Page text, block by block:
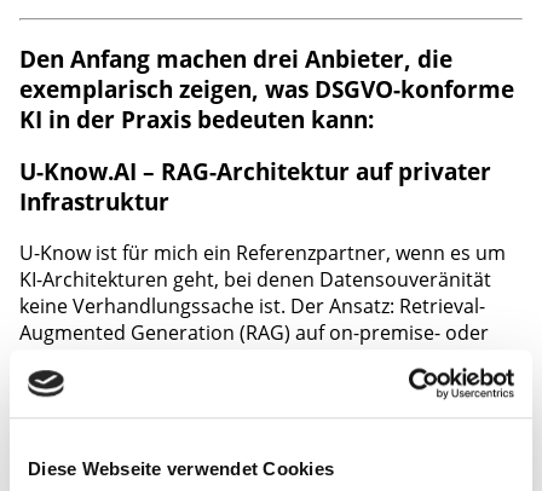
Diese Webseite verwendet Cookies
Den Anfang machen drei Anbieter, die
exemplarisch zeigen, was DSGVO-konforme
KI in der Praxis bedeuten kann:
U-Know.AI – RAG-Architektur auf privater
Infrastruktur
U-Know ist für mich ein Referenzpartner, wenn es um
KI-Architekturen geht, bei denen Datensouveränität
keine Verhandlungssache ist. Der Ansatz: Retrieval-
Augmented Generation (RAG) auf on-premise- oder
Unternehmensdaten die eigene Umgebung verlassen.
Für Kunden in regulierten Branchen – Gesundheit,
have, sondern Grundvoraussetzung. Ich setze U-Know